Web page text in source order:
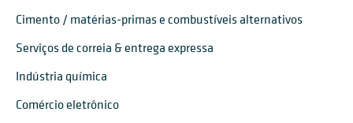
Cimento / matérias-primas e combustíveis alternativos
Serviços de correia & entrega expressa
Indústria química
Comércio eletrônico